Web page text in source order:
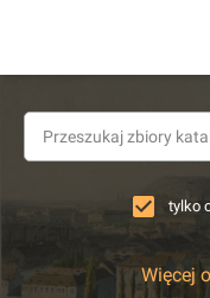
tylko
Więcej